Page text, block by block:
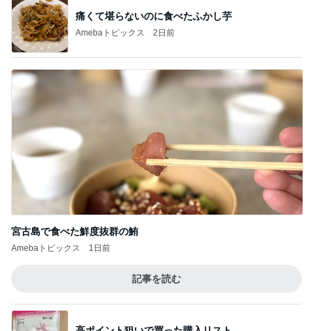
痛くて堪らないのに食べたふかし芋
Amebaトピックス 2日前
宮古島で食べた鮮度抜群の鮪
Amebaトピックス 1日前
記事を読む